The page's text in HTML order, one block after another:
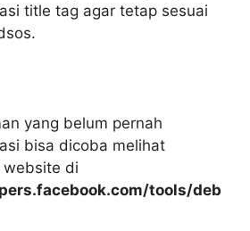
title tag agar tetap sesuai
yang belum pernah
bisa dicoba melihat
website di
tools/deb